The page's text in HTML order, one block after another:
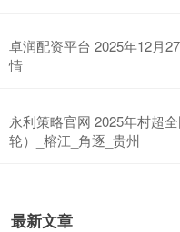
卓润配资平台 2025年12月
情
永利策略官网 2025年村超
轮）_榕江_角逐_贵州
最新文章